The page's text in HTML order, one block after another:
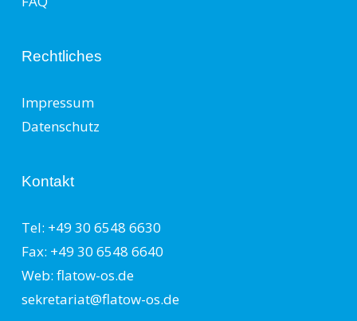
Rechtliches
Impressum
Datenschutz
Kontakt
Tel: +49 30 6548 6630
Fax: +49 30 6548 6640
Web: flatow-os.de
sekretariat@flatow-os.de